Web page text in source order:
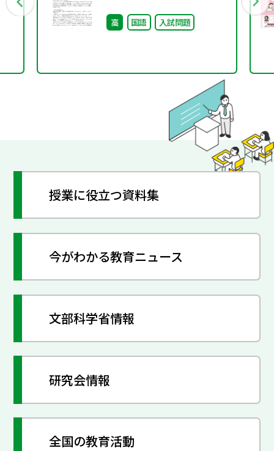
解答の要点❷
高 国語 入試問題
授業に役立つ資料集
今がわかる教育ニュース
文部科学省情報
研究会情報
全国の教育活動